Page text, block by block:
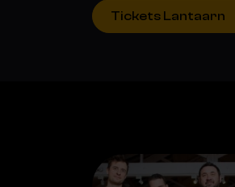
Tickets Lantaarn